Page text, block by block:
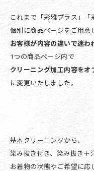
これまで「彩雅プラス」「
個別に商品ページをご用意
お客様が内容の違いで迷わ
1つの商品ページ内で
クリーニング加工内容を
に変更いたしました。
基本クリーニングから、
染み抜き付き、染み抜き＋
お着物の状態やご希望に応